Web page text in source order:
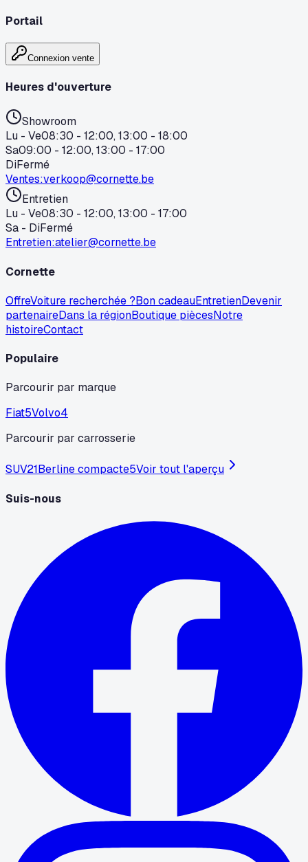
Portail
Connexion vente
Heures d'ouverture
Showroom
Lu - Ve08:30 - 12:00, 13:00 - 18:00
Sa09:00 - 12:00, 13:00 - 17:00
DiFermé
Ventes:verkoop@cornette.be
Entretien
Lu - Ve08:30 - 12:00, 13:00 - 17:00
Sa - DiFermé
Entretien:atelier@cornette.be
Cornette
OffreVoiture recherchée ?Bon cadeauEntretienDevenir
partenaireDans la régionBoutique piècesNotre
histoireContact
Populaire
Parcourir par marque
Fiat5Volvo4
Parcourir par carrosserie
SUV21Berline compacte5Voir tout l'aperçu
Suis-nous